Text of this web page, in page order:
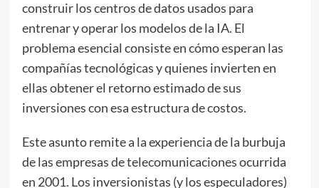
construir los centros de datos usados para
entrenar y operar los modelos de la IA. El
problema esencial consiste en cómo esperan las
compañías tecnológicas y quienes invierten en
ellas obtener el retorno estimado de sus
inversiones con esa estructura de costos.
Este asunto remite a la experiencia de la burbuja
de las empresas de telecomunicaciones ocurrida
en 2001. Los inversionistas (y los especuladores)